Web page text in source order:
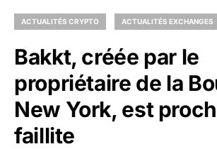
ACTUALITÉS CRYPTO ACTUALITÉS EXCHANGES
Bakkt, créée par le
propriétaire de la
New York, est
faillite